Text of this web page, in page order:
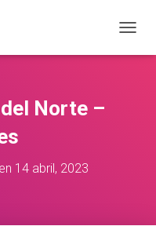
Norte –
en 14 abril, 2023